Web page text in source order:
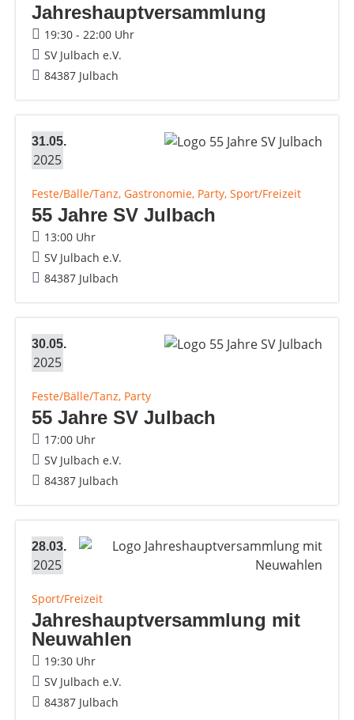
Jahreshauptversammlung
19:30 - 22:00 Uhr
SV Julbach e.V.
84387 Julbach
31.05.
2025
Feste/Bälle/Tanz, Gastronomie, Party, Sport/Freizeit
55 Jahre SV Julbach
13:00 Uhr
SV Julbach e.V.
84387 Julbach
30.05.
2025
Feste/Bälle/Tanz, Party
55 Jahre SV Julbach
17:00 Uhr
SV Julbach e.V.
84387 Julbach
28.03.
2025
Sport/Freizeit
Jahreshauptversammlung mit
Neuwahlen
19:30 Uhr
SV Julbach e.V.
84387 Julbach